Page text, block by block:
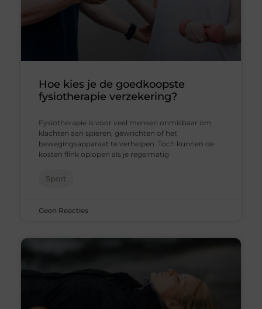
Hoe kies je de goedkoopste
fysiotherapie verzekering?
Fysiotherapie is voor veel mensen onmisbaar om
klachten aan spieren, gewrichten of het
bewegingsapparaat te verhelpen. Toch kunnen de
kosten flink oplopen als je regelmatig
Sport
Geen Reacties